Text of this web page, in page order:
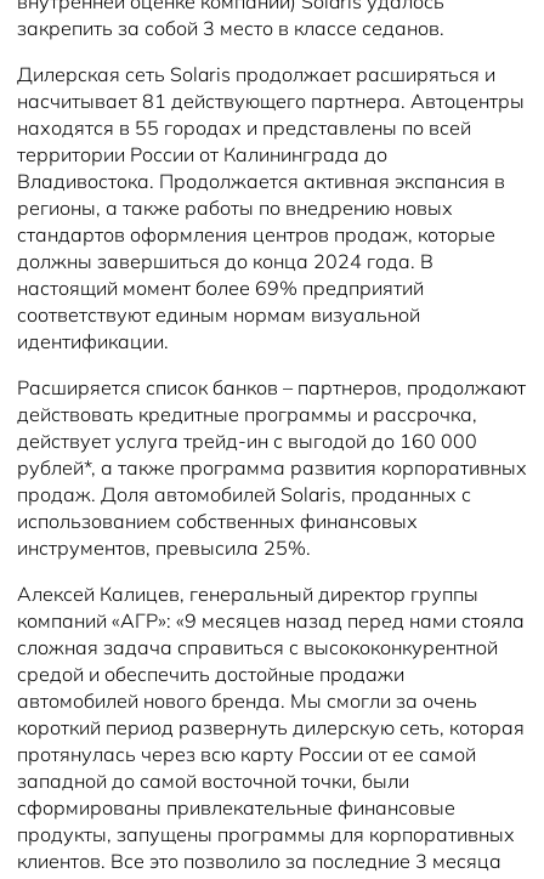
закрепить за собой 3 место в классе седанов.
Дилерская сеть Solaris продолжает расширяться и
насчитывает 81 действующего партнера. Автоцентры
находятся в 55 городах и представлены по всей
территории России от Калининграда до
Владивостока. Продолжается активная экспансия в
регионы, а также работы по внедрению новых
стандартов оформления центров продаж, которые
должны завершиться до конца 2024 года. В
настоящий момент более 69% предприятий
соответствуют единым нормам визуальной
идентификации.
Расширяется список банков – партнеров, продолжают
действовать кредитные программы и рассрочка,
действует услуга трейд-ин с выгодой до 160 000
рублей*, а также программа развития корпоративных
продаж. Доля автомобилей Solaris, проданных с
использованием собственных финансовых
инструментов, превысила 25%.
Алексей Калицев, генеральный директор группы
компаний «АГР»: «9 месяцев назад перед нами стояла
сложная задача справиться с высококонкурентной
средой и обеспечить достойные продажи
автомобилей нового бренда. Мы смогли за очень
короткий период развернуть дилерскую сеть, которая
протянулась через всю карту России от ее самой
западной до самой восточной точки, были
сформированы привлекательные финансовые
продукты, запущены программы для корпоративных
клиентов. Все это позволило за последние 3 месяца